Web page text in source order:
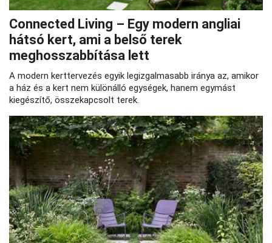
Connected Living – Egy modern angliai
hátsó kert, ami a belső terek
meghosszabbítása lett
A modern kerttervezés egyik legizgalmasabb iránya az, amikor
a ház és a kert nem különálló egységek, hanem egymást
kiegészítő, összekapcsolt terek.